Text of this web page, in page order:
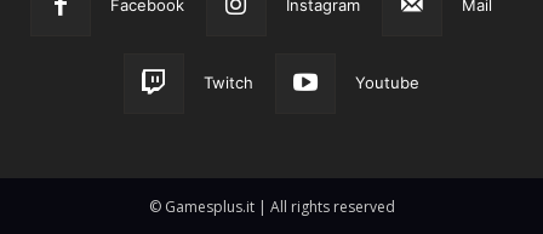
Facebook Instagram Mail
Twitch Youtube
© Gamesplus.it | All rights reserved